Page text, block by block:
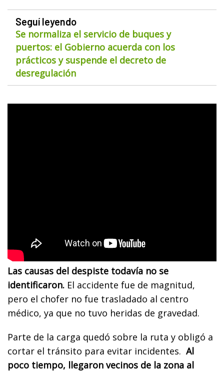
Seguí leyendo
Se normaliza el servicio de buques y
puertos: el Gobierno acuerda con los
prácticos y suspende el decreto de
desregulación
Las causas del despiste todavía no se
identificaron. El accidente fue de magnitud,
pero el chofer no fue trasladado al centro
médico, ya que no tuvo heridas de gravedad.
Parte de la carga quedó sobre la ruta y obligó a
cortar el tránsito para evitar incidentes. Al
poco tiempo, llegaron vecinos de la zona al